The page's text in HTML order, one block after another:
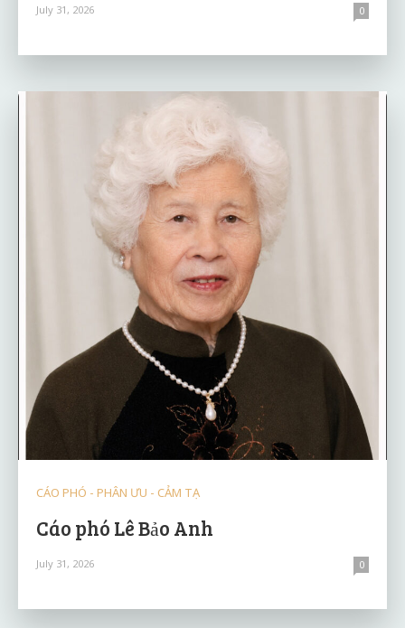
July 31, 2026 0
CÁO PHÓ - PHÂN ƯU - CẢM TẠ
Cáo phó Lê Bảo Anh
July 31, 2026 0